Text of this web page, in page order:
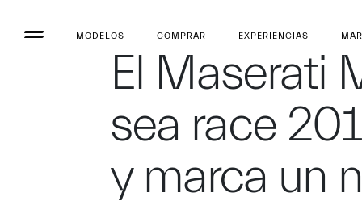
MODELOS COMPRAR EXPERIENCIAS
El Maserati
sea race
y marca un